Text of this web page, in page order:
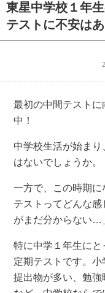
東星中学校１年
テストに不安は
最初の中間テスト
中！
中学校生活が始ま
はないでしょうか。
一方で、この時期
テストってどんな
がまだ分からない…
特に中学１年生に
定期テストです。小
提出物が多い、勉